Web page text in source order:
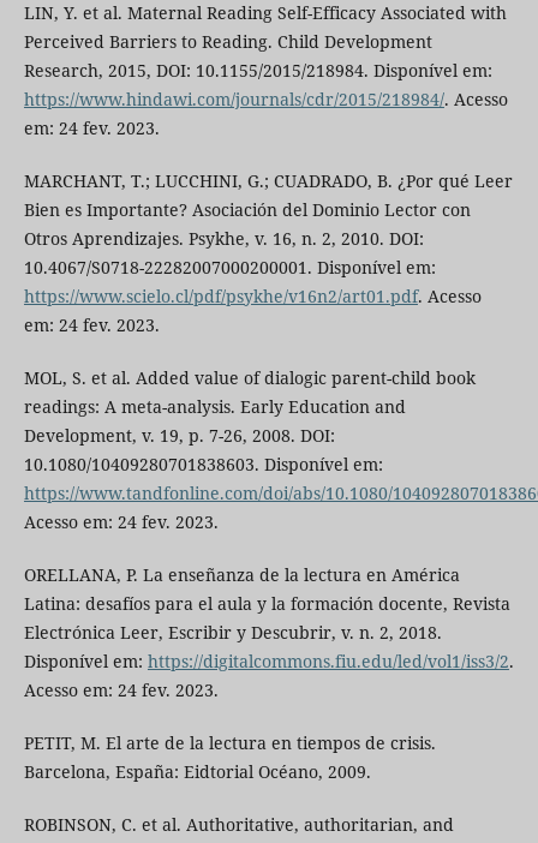
LIN, Y. et al. Maternal Reading Self-Efficacy Associated with
Perceived Barriers to Reading. Child Development
Research, 2015, DOI: 10.1155/2015/218984. Disponível em:
https://www.hindawi.com/journals/cdr/2015/218984/. Acesso
em: 24 fev. 2023.
MARCHANT, T.; LUCCHINI, G.; CUADRADO, B. ¿Por qué Leer
Bien es Importante? Asociación del Dominio Lector con
Otros Aprendizajes. Psykhe, v. 16, n. 2, 2010. DOI:
10.4067/S0718-22282007000200001. Disponível em:
https://www.scielo.cl/pdf/psykhe/v16n2/art01.pdf. Acesso
em: 24 fev. 2023.
MOL, S. et al. Added value of dialogic parent-child book
readings: A meta-analysis. Early Education and
Development, v. 19, p. 7-26, 2008. DOI:
10.1080/10409280701838603. Disponível em:
https://www.tandfonline.com/doi/abs/10.1080/
Acesso em: 24 fev. 2023.
ORELLANA, P. La enseñanza de la lectura en América
Latina: desafíos para el aula y la formación docente, Revista
Electrónica Leer, Escribir y Descubrir, v. n. 2, 2018.
Disponível em: https://digitalcommons.fiu.edu/led/vol1/iss3/2.
Acesso em: 24 fev. 2023.
PETIT, M. El arte de la lectura en tiempos de crisis.
Barcelona, España: Eidtorial Océano, 2009.
ROBINSON, C. et al. Authoritative, authoritarian, and